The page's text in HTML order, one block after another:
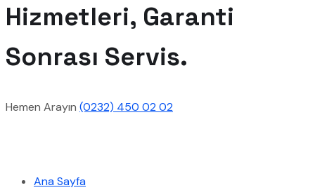
Hizmetleri, Garanti
Sonrası Servis.
Hemen Arayın (0232) 450 02 02
Ana Sayfa